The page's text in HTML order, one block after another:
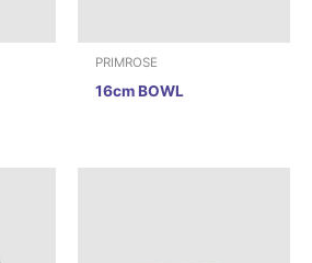
PRIMROSE
16cm BOWL